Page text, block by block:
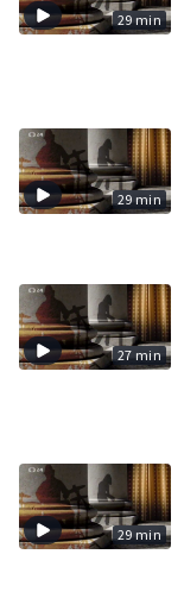
29 min
29 min
27 min
29 min